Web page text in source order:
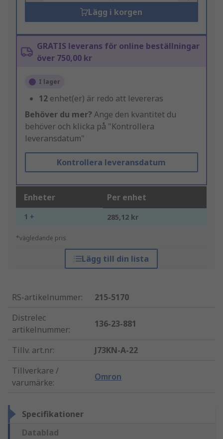
Lägg i korgen
GRATIS leverans för online beställningar
över 750,00 kr
I lager
12 enhet(er) är redo att levereras
Behöver du mer? Ange den kvantitet du
behöver och klicka på "Kontrollera
leveransdatum"
Kontrollera leveransdatum
Enheter Per enhet
1 + 285,12 kr
*vägledande pris
Lägg till din lista
RS-artikelnummer:
215-5170
Distrelec
artikelnummer:
136-23-881
Tillv. art.nr:
J73KN-A-22
Tillverkare /
varumärke:
Omron
Specifikationer
Datablad